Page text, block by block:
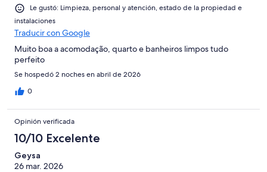
Le gustó: Limpieza, personal y atención, estado de la propiedad e
instalaciones
Traducir con Google
Muito boa a acomodação, quarto e banheiros limpos tudo
perfeito
Se hospedó 2 noches en abril de 2026
0
Opinión verificada
10/10 Excelente
Geysa
26 mar. 2026